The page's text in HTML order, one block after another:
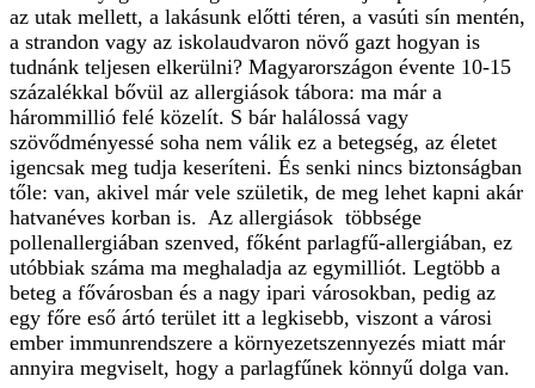
az utak mellett, a lakásunk előtti téren, a vasúti sín mentén,
a strandon vagy az iskolaudvaron növő gazt hogyan is
tudnánk teljesen elkerülni? Magyarországon évente 10-15
százalékkal bővül az allergiások tábora: ma már a
hárommillió felé közelít. S bár halálossá vagy
szövődményessé soha nem válik ez a betegség, az életet
igencsak meg tudja keseríteni. És senki nincs biztonságban
tőle: van, akivel már vele születik, de meg lehet kapni akár
hatvanéves korban is. Az allergiások többsége
pollenallergiában szenved, főként parlagfű-allergiában, ez
utóbbiak száma ma meghaladja az egymilliót. Legtöbb a
beteg a fővárosban és a nagy ipari városokban, pedig az
egy főre eső ártó terület itt a legkisebb, viszont a városi
ember immunrendszere a környezetszennyezés miatt már
annyira megviselt, hogy a parlagfűnek könnyű dolga van.